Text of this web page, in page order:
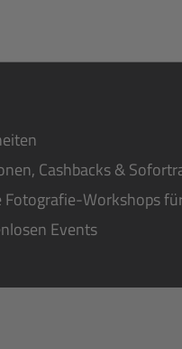
Cashbacks &
Fotografie-Workshops
Events